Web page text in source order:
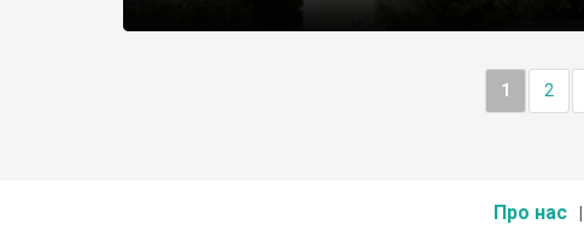
1 2
Про нас